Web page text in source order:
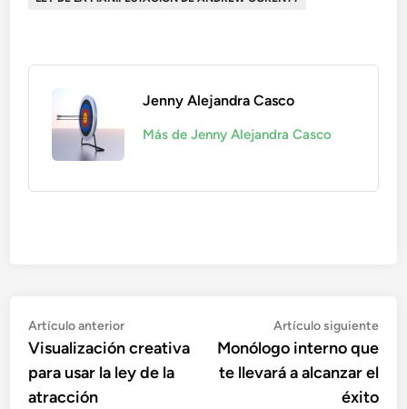
Jenny Alejandra Casco
Más de Jenny Alejandra Casco
Navegación
de
entradas
Artículo anteriorArtículo
anterior:
Visualización creativa
para usar la ley de la
atracción
Artículo siguiente
Monólogo interno que
te llevará a alcanzar el
éxito